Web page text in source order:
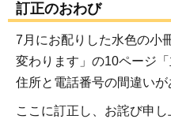
訂正のおわび
7月にお配りした水色の小
変わります」の10ページ
住所と電話番号の間違いが
ここに訂正し、お詫び申し